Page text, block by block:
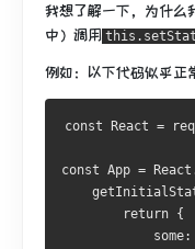
我想了解一下，为什么
中）调用
例如：以下代码似乎正
const React =
const App =
        return {
some: